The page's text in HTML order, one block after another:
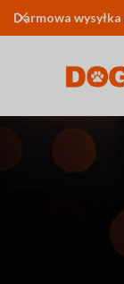
Darmowa wysyłka